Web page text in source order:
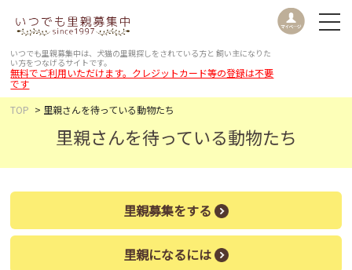
いつでも里親募集中は、犬猫の里親探しをされている方と 飼い主になりた
い方をつなげるサイトです。
無料でご利用いただけます。クレジットカード等の登録は不要
です
TOP
里親さんを待っている動物たち
里親さんを待っている動物たち
里親募集をする
里親になるには